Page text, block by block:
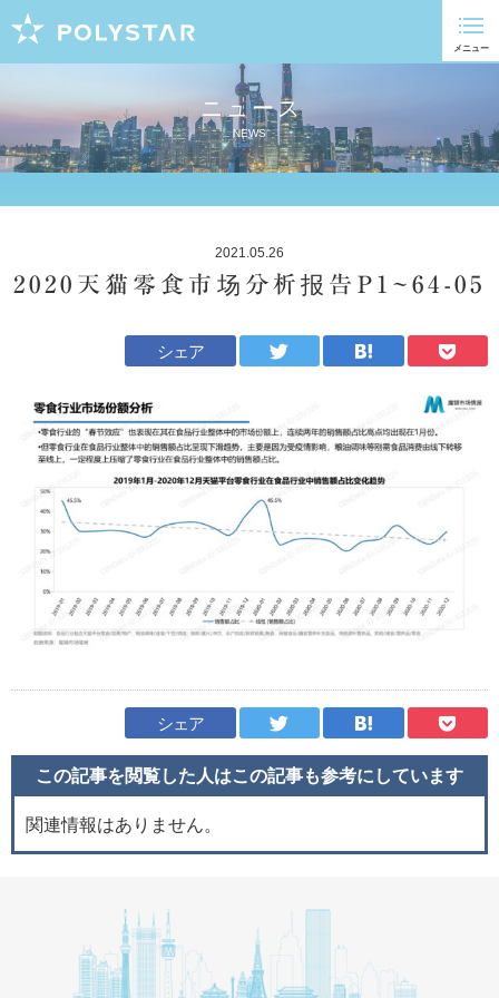
ニュース
NEWS
2021.05.26
2020天猫零食市场分析报告P1~64-05
シェア
シェア
この記事を閲覧した人はこの記事も参考にしています
関連情報はありません。